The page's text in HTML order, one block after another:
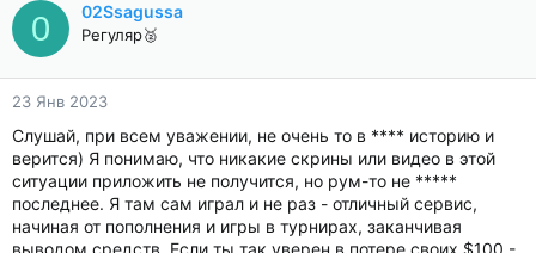
0 02Ssagussa
Регуляр🥈
23 Янв 2023
Слушай, при всем уважении, не очень то в **** историю и
верится) Я понимаю, что никакие скрины или видео в этой
ситуации приложить не получится, но рум-то не *****
последнее. Я там сам играл и не раз - отличный сервис,
начиная от пополнения и игры в турнирах, заканчивая
выводом средств. Если ты так уверен в потере своих $100 -